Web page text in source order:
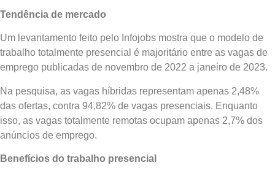
Tendência de mercado
Um levantamento feito pelo Infojobs mostra que o modelo de
trabalho totalmente presencial é majoritário entre as vagas de
emprego publicadas de novembro de 2022 a janeiro de 2023.
Na pesquisa, as vagas híbridas representam apenas 2,48%
das ofertas, contra 94,82% de vagas presenciais. Enquanto
isso, as vagas totalmente remotas ocupam apenas 2,7% dos
anúncios de emprego.
Benefícios do trabalho presencial